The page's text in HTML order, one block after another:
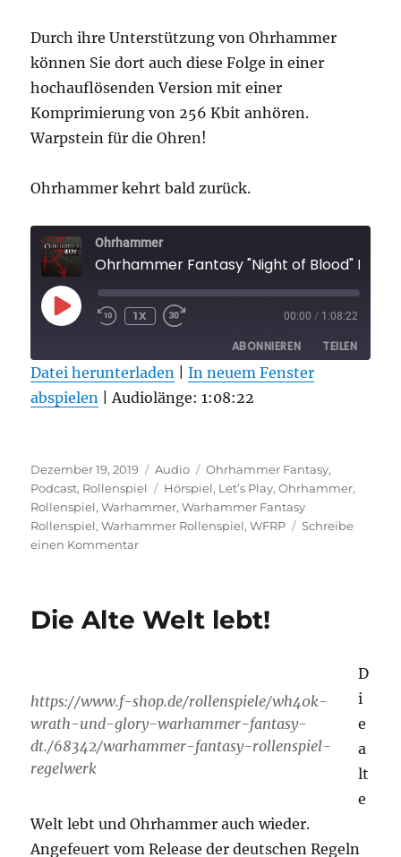
Durch ihre Unterstützung von Ohrhammer
können Sie dort auch diese Folge in einer
hochauflösenden Version mit einer
Komprimierung von 256 Kbit anhören.
Warpstein für die Ohren!
Ohrhammer kehrt bald zurück.
Ohrhammer
Ohrhammer Fantasy "Night of Blood" Folge
PLAY
EPISODE
1X 00:00 / 1:08:22
ABONNIEREN TEILEN
RSS FEED
TEILEN
EMBED
Datei herunterladen |In neuem Fenster
abspielen |Audiolänge: 1:08:22
Veröffentlicht
am
Dezember 19, 2019 Format
Audio Kategorien
Ohrhammer Fantasy,
Podcast, Rollenspiel Schlagwörter
Hörspiel, Let’s Play,Ohrhammer,
Rollenspiel,Warhammer,Warhammer Fantasy
Rollenspiel,Warhammer Rollenspiel,WFRP
Schreibe
einen Kommentarzu
of
Die Alte Welt lebt!
https://www.f-shop.de/rollenspiele/wh40k-
wrath-und-glory-warhammer-fantasy-
dt./68342/warhammer-fantasy-rollenspiel-
regelwerk
D
i
e
a
lt
e
Welt lebt und Ohrhammer auch wieder.
Angefeuert vom Release der deutschen Regeln